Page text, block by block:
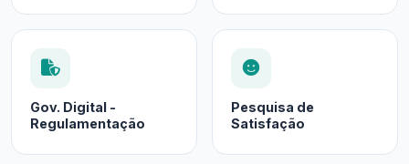
Gov. Digital -
Regulamentação
Pesquisa de
Satisfação